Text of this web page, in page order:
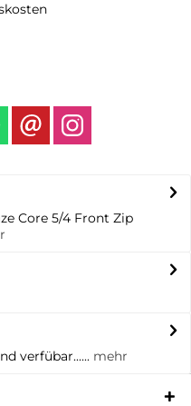
Core 5/4 Front Zip
verfübar...... mehr